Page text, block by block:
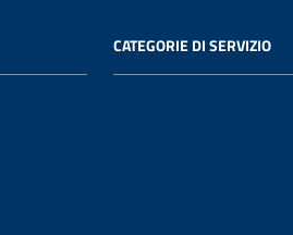
CATEGORIE DI SERVIZIO